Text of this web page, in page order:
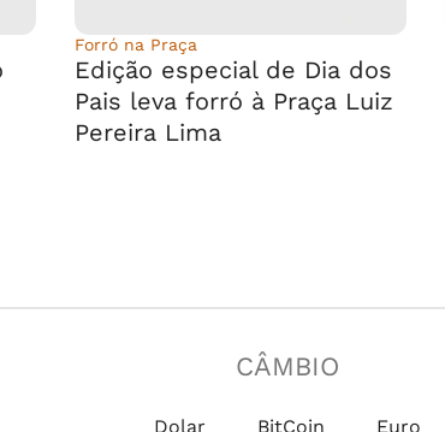
Forró na Praça
Edição especial de Dia dos
Pais leva forró à Praça Luiz
Pereira Lima
CÂMBIO
Dolar BitCoin Euro